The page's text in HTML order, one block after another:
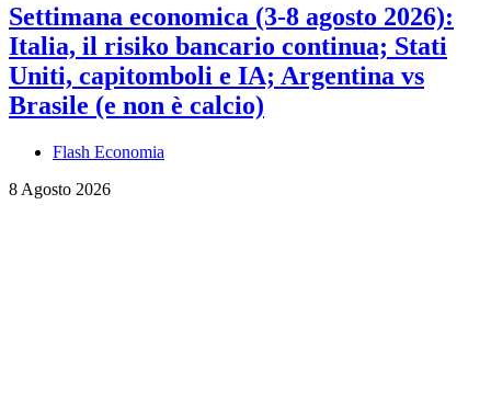
Settimana economica (3-8 agosto 2026):
Italia, il risiko bancario continua; Stati
Uniti, capitomboli e IA; Argentina vs
Brasile (e non è calcio)
Flash Economia
8 Agosto 2026